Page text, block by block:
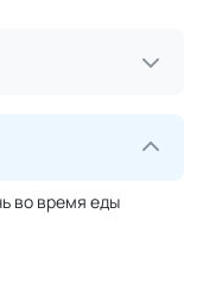
во время еды